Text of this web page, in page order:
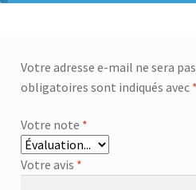
Votre adresse e-mail ne sera
obligatoires sont indiqués avec *
Votre note *
Votre avis *